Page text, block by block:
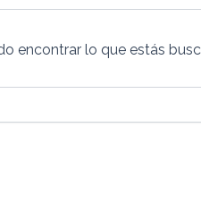
encontrar lo que estás